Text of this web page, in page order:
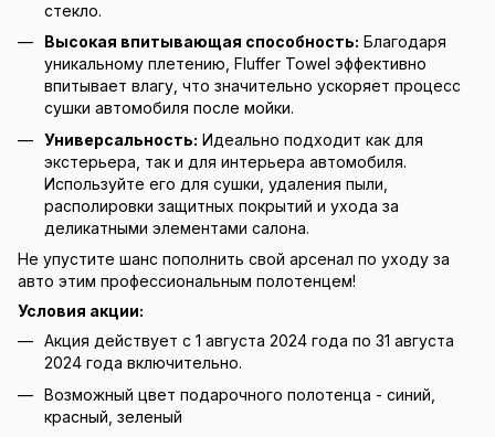
стекло.
Высокая впитывающая способность: Благодаря
уникальному плетению, Fluffer Towel эффективно
впитывает влагу, что значительно ускоряет процесс
сушки автомобиля после мойки.
Универсальность: Идеально подходит как для
экстерьера, так и для интерьера автомобиля.
Используйте его для сушки, удаления пыли,
располировки защитных покрытий и ухода за
деликатными элементами салона.
Не упустите шанс пополнить свой арсенал по уходу за
авто этим профессиональным полотенцем!
Условия акции:
Акция действует с 1 августа 2024 года по 31 августа
2024 года включительно.
Возможный цвет подарочного полотенца - синий,
красный, зеленый